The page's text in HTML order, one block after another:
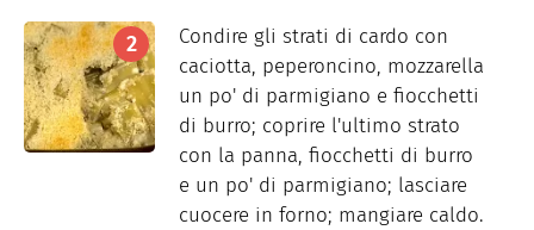
Condire gli strati di cardo con
caciotta, peperoncino, mozzarella
un po' di parmigiano e fiocchetti
di burro; coprire l'ultimo strato
con la panna, fiocchetti di burro
e un po' di parmigiano; lasciare
cuocere in forno; mangiare caldo.